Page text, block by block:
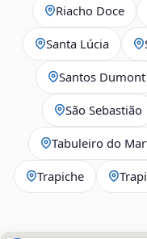
Riacho Doce
Santa Lúcia
Santos Dumont
São Sebastião
Tabuleiro do
Trapiche